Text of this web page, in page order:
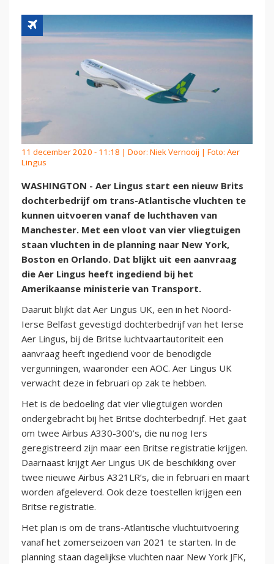
11 december 2020 - 11:18 | Door: Niek Vernooij | Foto: Aer
Lingus
WASHINGTON - Aer Lingus start een nieuw Brits
dochterbedrijf om trans-Atlantische vluchten te
kunnen uitvoeren vanaf de luchthaven van
Manchester. Met een vloot van vier vliegtuigen
staan vluchten in de planning naar New York,
Boston en Orlando. Dat blijkt uit een aanvraag
die Aer Lingus heeft ingediend bij het
Amerikaanse ministerie van Transport.
Daaruit blijkt dat Aer Lingus UK, een in het Noord-
Ierse Belfast gevestigd dochterbedrijf van het Ierse
Aer Lingus, bij de Britse luchtvaartautoriteit een
aanvraag heeft ingediend voor de benodigde
vergunningen, waaronder een AOC. Aer Lingus UK
verwacht deze in februari op zak te hebben.
Het is de bedoeling dat vier vliegtuigen worden
ondergebracht bij het Britse dochterbedrijf. Het gaat
om twee Airbus A330-300’s, die nu nog Iers
geregistreerd zijn maar een Britse registratie krijgen.
Daarnaast krijgt Aer Lingus UK de beschikking over
twee nieuwe Airbus A321LR’s, die in februari en maart
worden afgeleverd. Ook deze toestellen krijgen een
Britse registratie.
Het plan is om de trans-Atlantische vluchtuitvoering
vanaf het zomerseizoen van 2021 te starten. In de
planning staan dagelijkse vluchten naar New York JFK,